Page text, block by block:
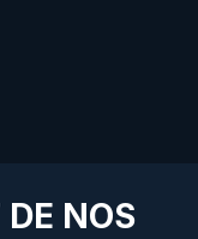
NOS